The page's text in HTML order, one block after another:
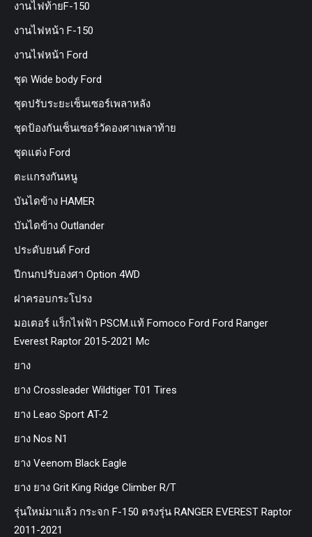
งานไฟท้ายF-150
งานไฟหน้า F-150
งานไฟหน้า Ford
ชุด Wide body Ford
ชุดปรับระยะเซ็นเซอร์เพลาหลัง
ชุดป้องกันเซ็นเซอร์วัดองศาเพลาท้าย
ชุดแต่ง Ford
ตะแกรงกันหนู
บันไดข้าง HAMER
บันไดข้าง Outlander
ประดับยนต์ Ford
ปีกนกปรับองศา Option 4WD
ฝาครอบกระโปรง
มอเตอร์ แร็กไฟฟ้า PSCM.แท้ Fomoco Ford Ford Ranger
Everest Raptor 2015-2021 Mc
ยาง
ยาง Crossleader Wildtiger T01 Tires
ยาง Leao Sport AT-2
ยาง Nos N1
ยาง Veenom Black Eagle
ยาง ยาง Grit King Ridge Climber R/T
รุ่นใหม่มาแล้ว กระจก F-150 ตรงรุ่น RANGER EVEREST Raptor
2011-2021